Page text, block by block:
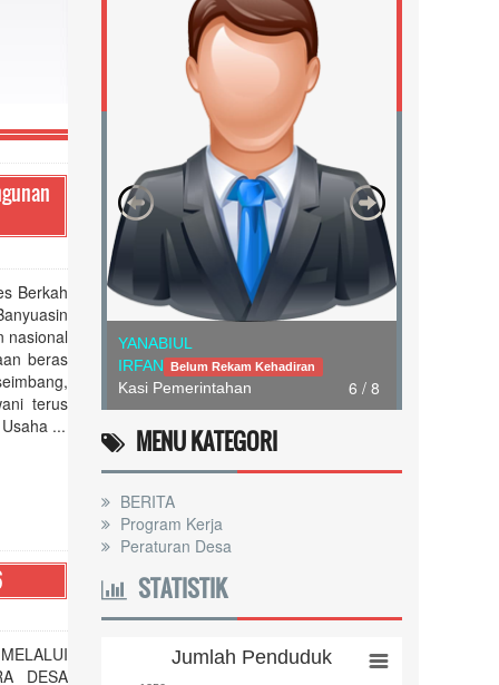
Cara Menggunakan e-Materai atau Materai Elektronik serta
Berkah
nasional
beras
terus
...
DESA
7 / 8
RICHA
INDRIANI Belum Rekam Kehadiran
Kasi Pelayanan
MENU KATEGORI
BERITA
Program Kerja
Peraturan Desa
STATISTIK
Jumlah PendudukJumlah Penduduk